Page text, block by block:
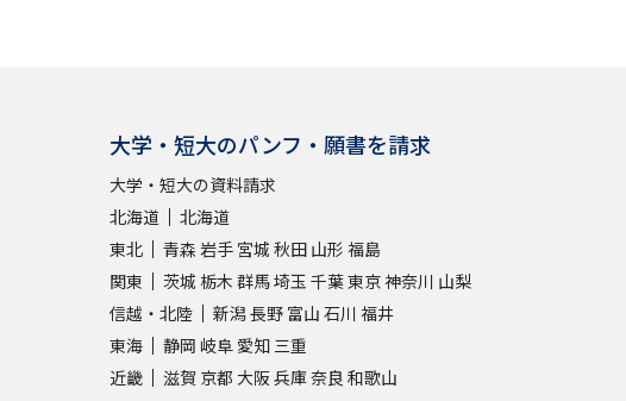
大学・短大のパンフ・願書を請求
大学・短大の資料請求
北海道
北海道
東北
青森 岩手 宮城 秋田 山形 福島
関東
茨城 栃木 群馬埼玉 千葉東京神奈川 山梨
信越・北陸
新潟長野 富山 石川 福井
東海
静岡 岐阜 愛知 三重
近畿
滋賀 京都 大阪兵庫奈良 和歌山